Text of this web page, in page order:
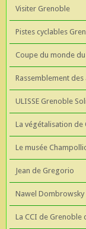
Visiter Grenoble
Pistes cyclables
Coupe du monde
Rassemblement
ULISSE Grenoble
La végétalisation de
Le musée
Jean de Gregorio
Nawel Dombrowsky
La CCI de Grenoble